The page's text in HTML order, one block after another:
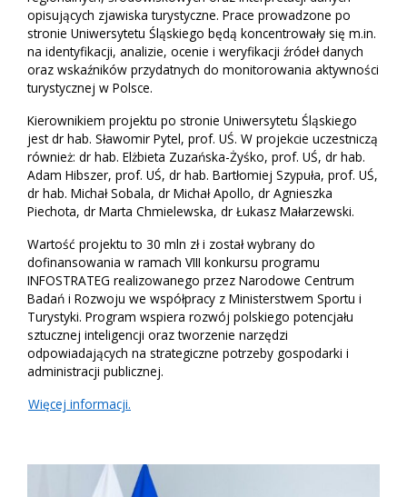
opisujących zjawiska turystyczne. Prace prowadzone po
stronie Uniwersytetu Śląskiego będą koncentrowały się m.in.
na identyfikacji, analizie, ocenie i weryfikacji źródeł danych
oraz wskaźników przydatnych do monitorowania aktywności
turystycznej w Polsce.
Kierownikiem projektu po stronie Uniwersytetu Śląskiego
jest dr hab. Sławomir Pytel, prof. UŚ. W projekcie uczestniczą
również: dr hab. Elżbieta Zuzańska-Żyśko, prof. UŚ, dr hab.
Adam Hibszer, prof. UŚ, dr hab. Bartłomiej Szypuła, prof. UŚ,
dr hab. Michał Sobala, dr Michał Apollo, dr Agnieszka
Piechota, dr Marta Chmielewska, dr Łukasz Małarzewski.
Wartość projektu to 30 mln zł i został wybrany do
dofinansowania w ramach VIII konkursu programu
INFOSTRATEG realizowanego przez Narodowe Centrum
Badań i Rozwoju we współpracy z Ministerstwem Sportu i
Turystyki. Program wspiera rozwój polskiego potencjału
sztucznej inteligencji oraz tworzenie narzędzi
odpowiadających na strategiczne potrzeby gospodarki i
administracji publicznej.
Więcej informacji.